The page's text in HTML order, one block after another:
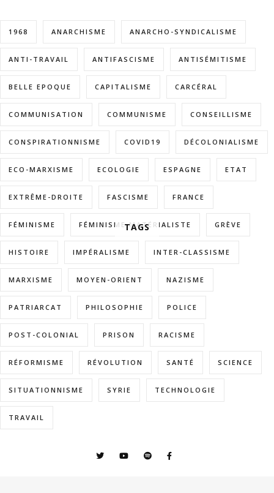
TAGS
1968 ANARCHISME ANARCHO-SYNDICALISME
ANTI-TRAVAIL ANTIFASCISME ANTISÉMITISME
BELLE EPOQUE CAPITALISME CARCÉRAL
COMMUNISATION COMMUNISME CONSEILLISME
CONSPIRATIONNISME COVID19 DÉCOLONIALISME
ECO-MARXISME ECOLOGIE ESPAGNE ETAT
EXTRÊME-DROITE FASCISME FRANCE
FÉMINISME FÉMINISME MATÉRIALISTE GRÈVE
HISTOIRE IMPÉRALISME INTER-CLASSISME
MARXISME MOYEN-ORIENT NAZISME
PATRIARCAT PHILOSOPHIE POLICE
POST-COLONIAL PRISON RACISME
RÉFORMISME RÉVOLUTION SANTÉ SCIENCE
SITUATIONNISME SYRIE TECHNOLOGIE
TRAVAIL